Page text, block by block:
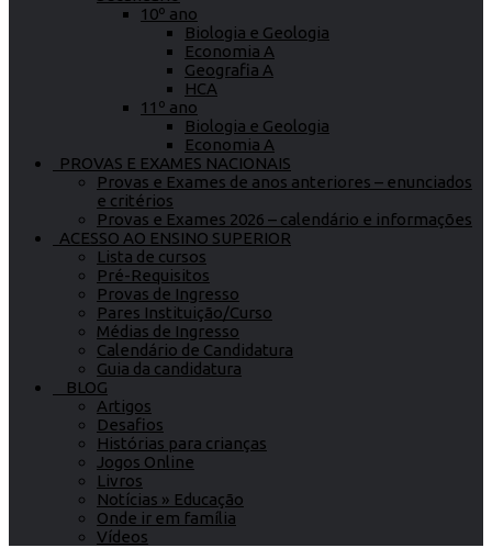
10º ano
Biologia e Geologia
Economia A
Geografia A
HCA
11º ano
Biologia e Geologia
Economia A
PROVAS E EXAMES NACIONAIS
Provas e Exames de anos anteriores – enunciados
e critérios
Provas e Exames 2026 – calendário e informações
ACESSO AO ENSINO SUPERIOR
Lista de cursos
Pré-Requisitos
Provas de Ingresso
Pares Instituição/Curso
Médias de Ingresso
Calendário de Candidatura
Guia da candidatura
BLOG
Artigos
Desafios
Histórias para crianças
Jogos Online
Livros
Notícias » Educação
Onde ir em família
Vídeos